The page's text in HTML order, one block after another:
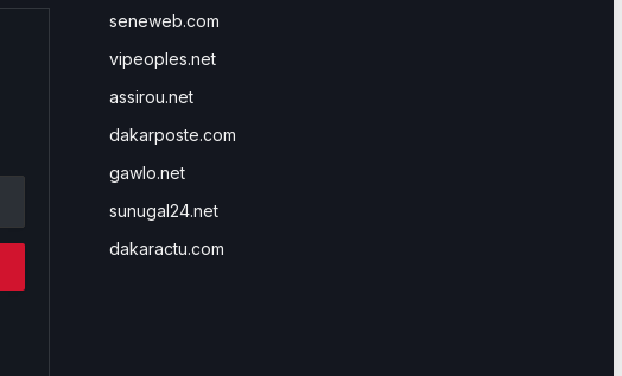
seneweb.com
vipeoples.net
assirou.net
dakarposte.com
gawlo.net
sunugal24.net
dakaractu.com